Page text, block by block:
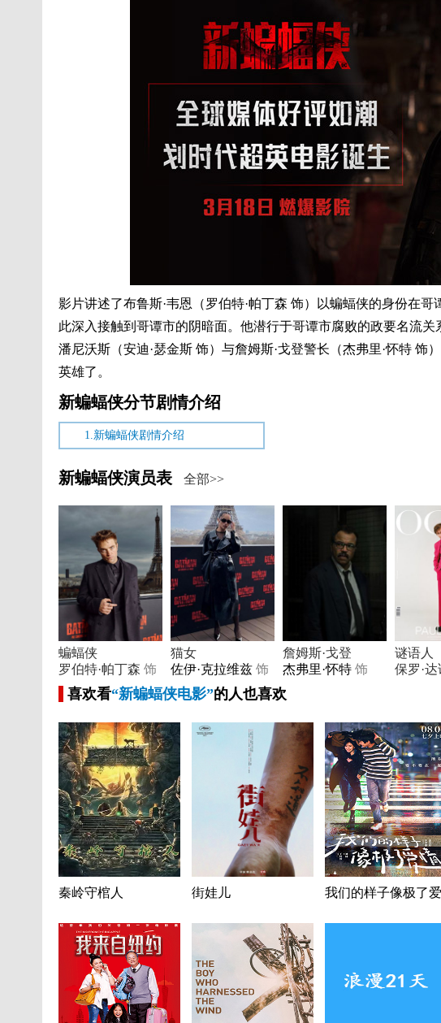
影片讲述了布鲁斯·韦恩（罗伯特·帕丁森 饰）以蝙蝠侠的身份在
此深入接触到哥谭市的阴暗面。他潜行于哥谭市腐败的政要名流
潘尼沃斯（安迪·瑟金斯 饰）与詹姆斯·戈登警长（杰弗里·怀特
英雄了。
新蝙蝠侠分节剧情介绍
1.新蝙蝠侠剧情介绍
新蝙蝠侠演员表 全部>>
蝙蝠侠
罗伯特·帕丁森 饰
猫女
佐伊·克拉维兹 饰
詹姆斯·戈登
杰弗里·怀特 饰
谜语人
保罗·达
喜欢看“新蝙蝠侠电影”的人也喜欢
秦岭守棺人 街娃儿 我们的样子像极了爱